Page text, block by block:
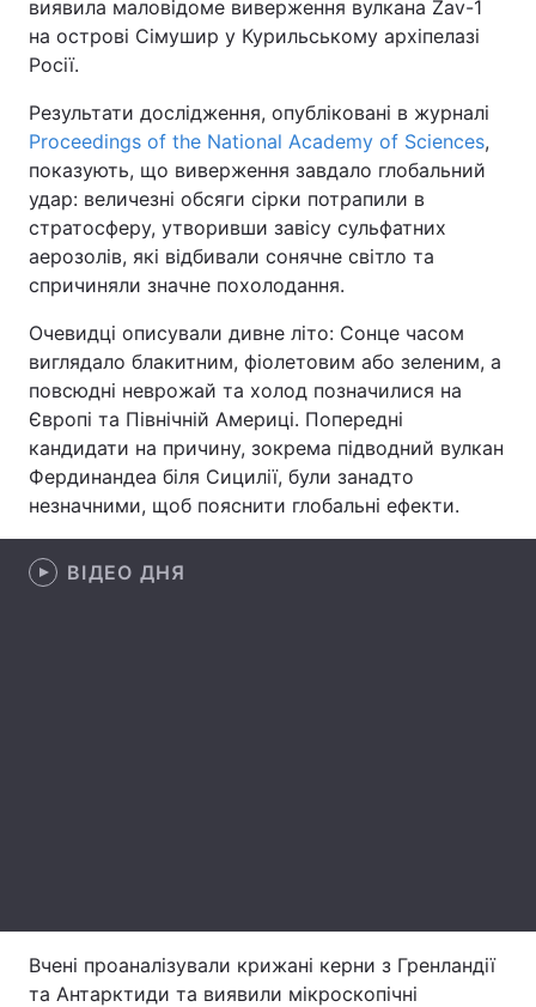
Техно і зв'язок Лайт
Здоров'я Туризм
Цікавинки Погода
Екологія Регіони
Відео з Youtube Статті
Інтерв'ю Думки
Архів Вакансії
Контакти
Послуги
виявила маловідоме виверження вулкана Zav-1
на острові Сімушир у Курильському архіпелазі
Росії.
Результати дослідження, опубліковані в журналі
Proceedings of the National Academy of Sciences,
показують, що виверження завдало глобальний
удар: величезні обсяги сірки потрапили в
стратосферу, утворивши завісу сульфатних
аерозолів, які відбивали сонячне світло та
спричиняли значне похолодання.
Очевидці описували дивне літо: Сонце часом
виглядало блакитним, фіолетовим або зеленим, а
повсюдні неврожай та холод позначилися на
Європі та Північній Америці. Попередні
кандидати на причину, зокрема підводний вулкан
Фердинандеа біля Сицилії, були занадто
незначними, щоб пояснити глобальні ефекти.
ВІДЕО ДНЯ
Вчені проаналізували крижані керни з Гренландії
та Антарктиди та виявили мікроскопічні